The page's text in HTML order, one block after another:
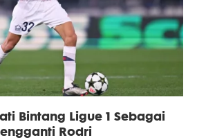
Bintang Ligue 1 Sebagai
Rodri